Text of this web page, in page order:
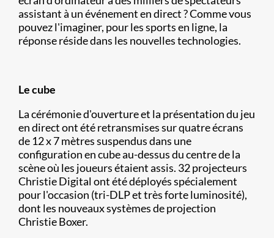
assistant à un événement en direct ? Comme vous
pouvez l'imaginer, pour les sports en ligne, la
réponse réside dans les nouvelles technologies.
Le cube
La cérémonie d'ouverture et la présentation du jeu
en direct ont été retransmises sur quatre écrans
de 12 x 7 mètres suspendus dans une
configuration en cube au-dessus du centre de la
scène où les joueurs étaient assis. 32 projecteurs
Christie Digital ont été déployés spécialement
pour l'occasion (tri-DLP et très forte luminosité),
dont les nouveaux systèmes de projection
Christie Boxer.